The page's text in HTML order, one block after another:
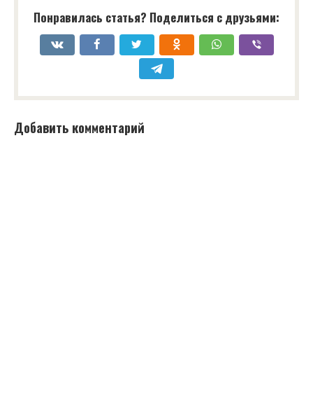
Понравилась статья? Поделиться с друзьями:
Добавить комментарий